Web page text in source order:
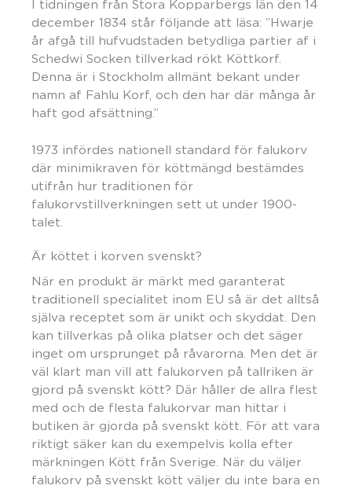
I tidningen från Stora Kopparbergs län den 14
december 1834 står följande att läsa: ”Hwarje
år afgå till hufvudstaden betydliga partier af i
Schedwi Socken tillverkad rökt Köttkorf.
Denna är i Stockholm allmänt bekant under
namn af Fahlu Korf, och den har där många år
haft god afsättning.”
1973 infördes nationell standard för falukorv
där minimikraven för köttmängd bestämdes
utifrån hur traditionen för
falukorvstillverkningen sett ut under 1900-
talet.
Är köttet i korven svenskt?
När en produkt är märkt med garanterat
traditionell specialitet inom EU så är det alltså
själva receptet som är unikt och skyddat. Den
kan tillverkas på olika platser och det säger
inget om ursprunget på råvarorna. Men det är
väl klart man vill att falukorven på tallriken är
gjord på svenskt kött? Där håller de allra flest
med och de flesta falukorvar man hittar i
butiken är gjorda på svenskt kött. För att vara
riktigt säker kan du exempelvis kolla efter
märkningen Kött från Sverige. När du väljer
falukorv på svenskt kött väljer du inte bara en